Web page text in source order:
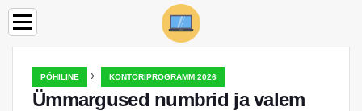
PÕHILINE › KONTORIPROGRAMM 2026
Ümmargused numbrid ja valem